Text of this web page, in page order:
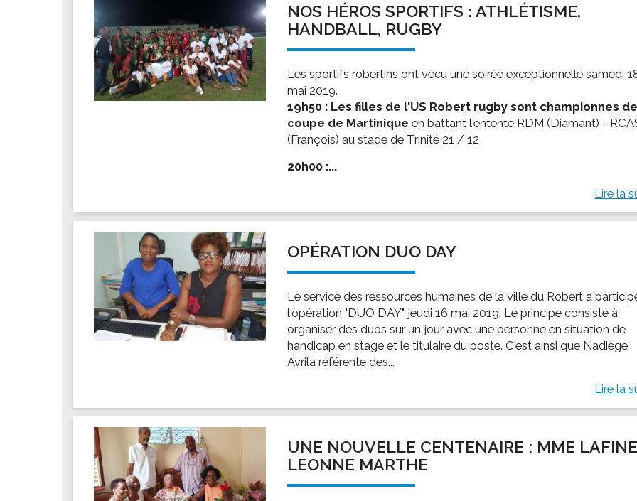
NOS HÉROS SPORTIFS : ATHLÉTISME,
HANDBALL, RUGBY
Les sportifs robertins ont vécu une soirée exceptionnelle samedi
mai 2019.
19h50 : Les filles de l'US Robert rugby sont championnes
coupe de Martinique en battant l'entente RDM (Diamant) -
(François) au stade de Trinité 21 / 12
20h00 :...
Lire la
OPÉRATION DUO DAY
Le service des ressources humaines de la ville du Robert a
l'opération "DUO DAY" jeudi 16 mai 2019. Le principe consiste à
organiser des duos sur un jour avec une personne en situation de
handicap en stage et le titulaire du poste. C'est ainsi que Nadiège
Avrila référente des...
Lire la
UNE NOUVELLE CENTENAIRE : MME LAFINE
LEONNE MARTHE